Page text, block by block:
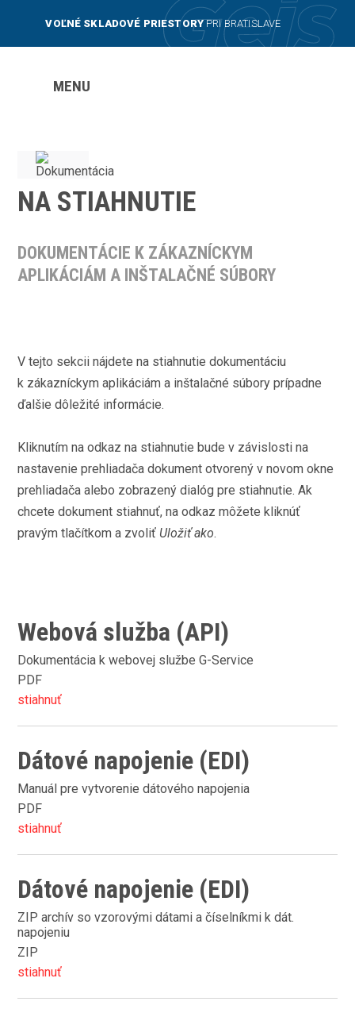
VOĽNÉ SKLADOVÉ PRIESTORYPRI BRATISLAVE
MENU
NA STIAHNUTIE
DOKUMENTÁCIE K ZÁKAZNÍCKYM
APLIKÁCIÁM A INŠTALAČNÉ SÚBORY
V tejto sekcii nájdete na stiahnutie dokumentáciu
k zákazníckym aplikáciám a inštalačné súbory prípadne
ďalšie dôležité informácie.
Kliknutím na odkaz na stiahnutie bude v závislosti na
nastavenie prehliadača dokument otvorený v novom okne
prehliadača alebo zobrazený dialóg pre stiahnutie. Ak
chcete dokument stiahnuť, na odkaz môžete kliknúť
pravým tlačítkom a zvoliť Uložiť ako.
Webová služba (API)
Dokumentácia k webovej službe G-Service
PDF
stiahnuť
Dátové napojenie (EDI)
Manuál pre vytvorenie dátového napojenia
PDF
stiahnuť
Dátové napojenie (EDI)
ZIP archív so vzorovými dátami a číselníkmi k dát.
napojeniu
ZIP
stiahnuť